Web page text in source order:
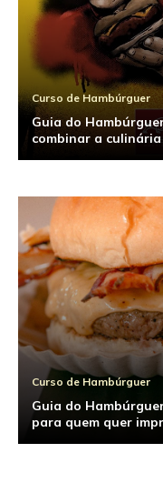
Curso de Hambúrguer
Guia do
combinar a
Curso de Hambúrguer
Guia do
para quem quer